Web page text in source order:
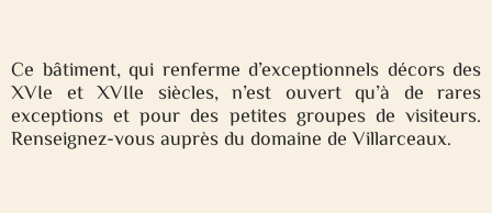
Ce bâtiment, qui renferme d’exceptionnels décors des
XVIe et XVIIe siècles, n’est ouvert qu’à de rares
exceptions et pour des petites groupes de visiteurs.
Renseignez-vous auprès du domaine de Villarceaux.